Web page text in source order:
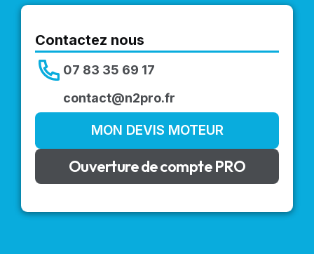
Contactez nous
07 83 35 69 17
contact@n2pro.fr
MON DEVIS MOTEUR
Ouverture de compte PRO